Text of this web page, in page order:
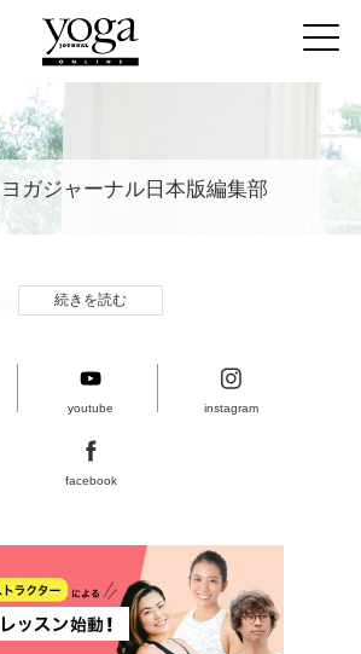
ヨガジャーナル日本版編集部
続きを読む
youtube instagram
facebook